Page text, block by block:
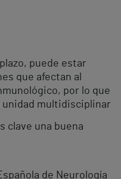
puede estar
que afectan al
por lo que
unidad multidisciplinar
clave una buena
de Neurología